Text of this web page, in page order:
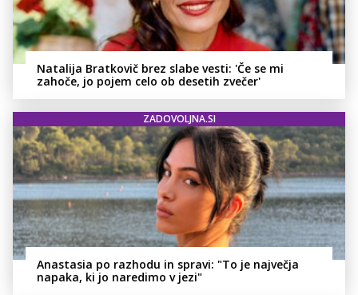
Natalija Bratkovič brez slabe vesti: 'Če se mi
zahoče, jo pojem celo ob desetih zvečer'
ZADOVOLJNA.SI
Anastasia po razhodu in spravi: "To je največja
napaka, ki jo naredimo v jezi"